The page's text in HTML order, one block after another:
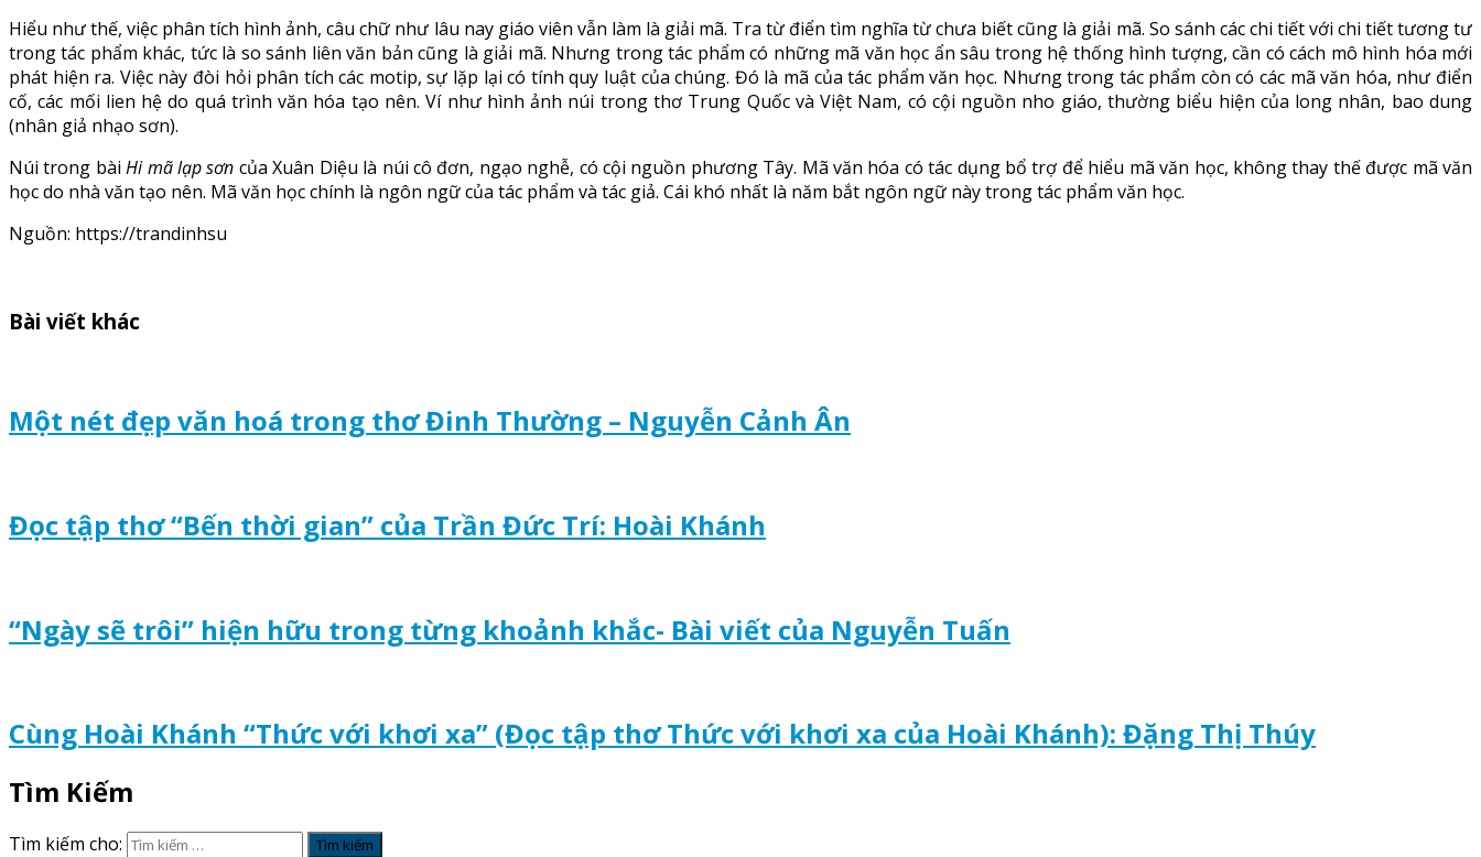
Hiểu như thế, việc phân tích hình ảnh, câu chữ như lâu nay giáo viên vẫn làm là giải mã. Tra từ điển tìm nghĩa từ chưa biết cũng là giải mã. So sánh các chi tiết với chi tiết tương tư
trong tác phẩm khác, tức là so sánh liên văn bản cũng là giải mã. Nhưng trong tác phẩm có những mã văn học ẩn sâu trong hệ thống hình tượng, cần có cách mô hình hóa mới
phát hiện ra. Việc này đòi hỏi phân tích các motip, sự lặp lại có tính quy luật của chúng. Đó là mã của tác phẩm văn học. Nhưng trong tác phẩm còn có các mã văn hóa, như điển
cố, các mối lien hệ do quá trình văn hóa tạo nên. Ví như hình ảnh núi trong thơ Trung Quốc và Việt Nam, có cội nguồn nho giáo, thường biểu hiện của long nhân, bao dung
(nhân giả nhạo sơn).
Núi trong bàiHi mã lạp sơn của Xuân Diệu là núi cô đơn, ngạo nghễ, có cội nguồn phương Tây. Mã văn hóa có tác dụng bổ trợ để hiểu mã văn học, không thay thế được mã văn
học do nhà văn tạo nên. Mã văn học chính là ngôn ngữ của tác phẩm và tác giả. Cái khó nhất là năm bắt ngôn ngữ này trong tác phẩm văn học.
Nguồn: https://trandinhsu
Bài viết khác
Một nét đẹp văn hoá trong thơ Đinh Thường – Nguyễn Cảnh Ân
Đọc tập thơ “Bến thời gian” của Trần Đức Trí: Hoài Khánh
“Ngày sẽ trôi” hiện hữu trong từng khoảnh khắc- Bài viết của Nguyễn Tuấn
Cùng Hoài Khánh “Thức với khơi xa” (Đọc tập thơ Thức với khơi xa của Hoài Khánh): Đặng Thị Thúy
Tìm Kiếm
Tìm kiếm cho: